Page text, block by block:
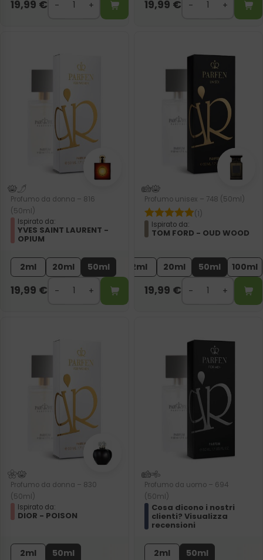
19,99 € 19,99 €
Profumo da donna – 816
(50ml)
Ispirato da:
YVES SAINT LAURENT -
OPIUM
2ml 20ml 50ml
19,99 €
Profumo unisex – 748 (50ml)
(1)
Ispirato da:
TOM FORD - OUD WOOD
2ml 20ml 50ml 100ml
19,99 €
Profumo da donna – 830
(50ml)
Ispirato da:
DIOR - POISON
2ml 50ml
Profumo da uomo – 694
(50ml)
Cosa dicono i nostri
clienti? Visualizza
recensioni
2ml 50ml